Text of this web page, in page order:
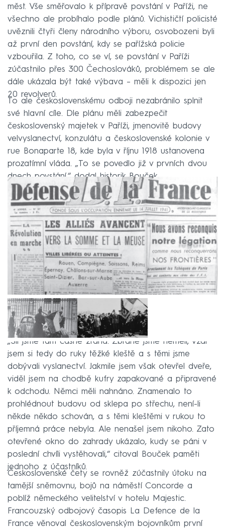
měst. Vše směřovalo k přípravě povstání v Paříži, ne
všechno ale probíhalo podle plánů. Vichističtí policisté
uvěznili čtyři členy národního výboru, osvobozeni byli
až první den povstání, kdy se pařížská policie
vzbouřila. Z toho, co se ví, se povstání v Paříži
zúčastnilo přes 300 Čechoslováků, problémem se ale
dále ukázala být také výbava – měli k dispozici jen
20 revolverů.
To ale československému odboji nezabránilo splnit
své hlavní cíle. Dle plánu měli zabezpečit
československý majetek v Paříži, jmenovitě budovy
velvyslanectví, konzulátu a československé kolonie v
rue Bonaparte 18, kde byla v říjnu 1918 ustanovena
prozatímní vláda. „To se povedlo již v prvních dvou
dnech povstání,“ dodal historik Bouček.
„Šli jsme tam časně zrána. Zbraně jsme neměli, vzal
jsem si tedy do ruky těžké kleště a s těmi jsme
dobývali vyslanectví. Jakmile jsem však otevřel dveře,
viděl jsem na chodbě kufry zapakované a připravené
k odchodu. Němci měli nahnáno. Znamenalo to
prohlédnout budovu od sklepa po střechu, není-li
někde někdo schován, a s těmi kleštěmi v rukou to
příjemná práce nebyla. Ale nenašel jsem nikoho. Zato
otevřené okno do zahrady ukázalo, kudy se páni v
poslední chvíli vystěhovali,“ citoval Bouček paměti
jednoho z účastníků.
Československé čety se rovněž zúčastnily útoku na
tamější sněmovnu, bojů na náměstí Concorde a
poblíž německého velitelství v hotelu Majestic.
Francouzský odbojový časopis La Defence de la
France věnoval československým bojovníkům první